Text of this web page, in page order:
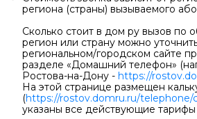
региона (страны) вызываемого
Сколько стоит в дом ру вызов по
регион или страну можно
региональном/городском сайте
разделе «Домашний телефон»
Ростова-на-Дону - https://
На этой странице размещен
(https://rostov.domru.ru/telephone/
указаны все действующие